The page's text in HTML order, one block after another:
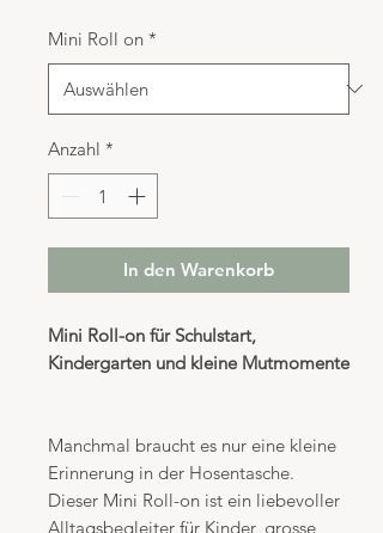
Mini Roll on *
Anzahl *
In den Warenkorb
Mini Roll-on für Schulstart,
Kindergarten und kleine Mutmomente
Manchmal braucht es nur eine kleine
Erinnerung in der Hosentasche.
Dieser Mini Roll-on ist ein liebevoller
Alltagsbegleiter für Kinder, grosse